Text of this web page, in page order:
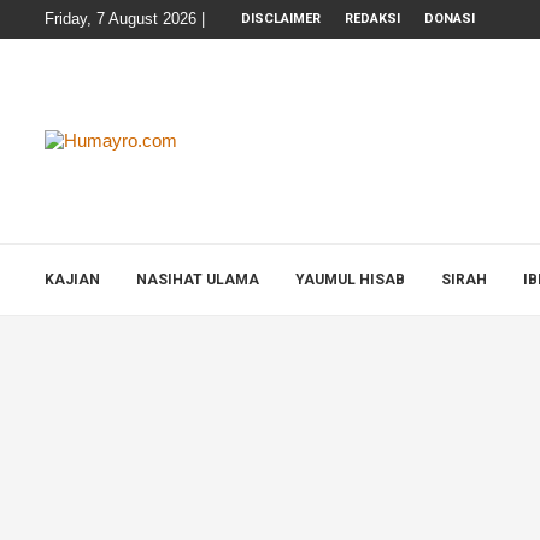
Friday, 7 August 2026 | DISCLAIMER REDAKSI DONASI
KAJIAN NASIHAT ULAMA YAUMUL HISAB SIRAH